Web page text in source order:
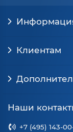
Клиентам
Наши
+7 (495) 143-